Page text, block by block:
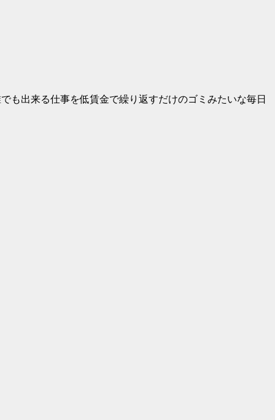
も出来る仕事を低賃金で繰り返すだけのゴミみたいな毎日